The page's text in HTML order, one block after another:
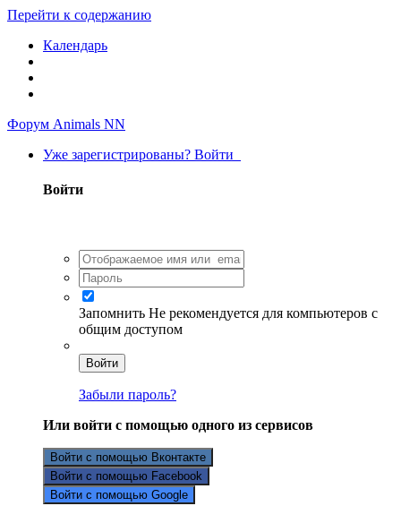
Перейти к содержанию
Календарь
Форум Animals NN
Уже зарегистрированы? Войти
Войти
Запомнить Не рекомендуется для компьютеров с
общим доступом
Войти
Забыли пароль?
Или войти с помощью одного из сервисов
Войти с помощью Вконтакте
Войти с помощью Facebook
Войти с помощью Google